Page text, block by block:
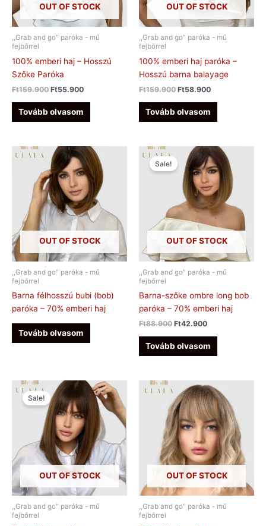
OUT OF STOCK
,,Grab and go" paróka - mű
fejbőrrel
100% emberi haj – Hosszú
Szőke Paróka
Ft159.900 Ft55.900
Tovább olvasom
OUT OF STOCK
,,Grab and go" paróka - mű
fejbőrrel
100% emberi haj paróka –
Hosszú barna balayage
Ft159.900 Ft58.900
Tovább olvasom
OUT OF STOCK
,,Grab and go" paróka - mű
fejbőrrel
Barna félhosszú bubi (bob)
paróka – 70% emberi haj
Tovább olvasom
OUT OF STOCK
Sale!
,,Grab and go" paróka - mű
fejbőrrel
Barna-szőke ombre long bob
paróka – 70% emberi haj
Ft88.900
Original
price
was:
Ft88.900.
Ft42.900
Current
price
is:
Ft42.900.
Tovább olvasom
OUT OF STOCK
Sale!
,,Grab and go" paróka - mű
fejbőrrel
Original
price
was:
Ft128.900.
Current
price
is:
Ft48.900.
OUT OF STOCK
,,Grab and go" paróka - mű
fejbőrrel